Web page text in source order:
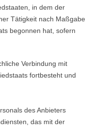
in dem der
Tätigkeit nach Maßgabe
begonnen hat, sofern
Verbindung mit
fortbesteht und
des Anbieters
das mit der